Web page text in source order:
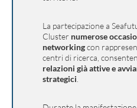
La partecipazione a
Cluster numerose
networkingcon
centri di ricerca,
relazioni già attive e
strategici